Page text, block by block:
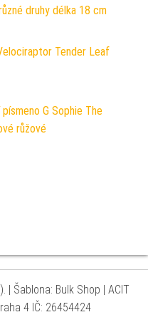
druhy délka 18 cm
Tender Leaf
G Sophie The
růžové
| Šablona: Bulk Shop | ACIT
4 IČ: 26454424